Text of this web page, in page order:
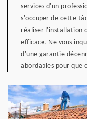
services d'un
s'occuper de cette
réaliser l'installation
efficace. Ne vous
d'une garantie
abordables pour que